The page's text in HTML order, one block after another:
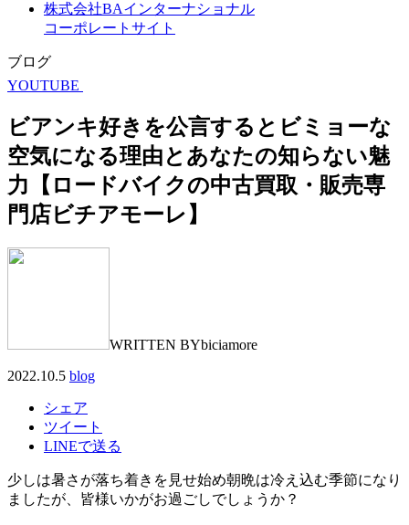
株式会社BAインターナショナル
コーポレートサイト
ブログ
YOUTUBE
ビアンキ好きを公言するとビミョーな
空気になる理由とあなたの知らない魅
力【ロードバイクの中古買取・販売専
門店ビチアモーレ】
WRITTEN BYbiciamore
2022.10.5 blog
シェア
ツイート
LINEで送る
少しは暑さが落ち着きを見せ始め朝晩は冷え込む季節になり
ましたが、皆様いかがお過ごしでしょうか？